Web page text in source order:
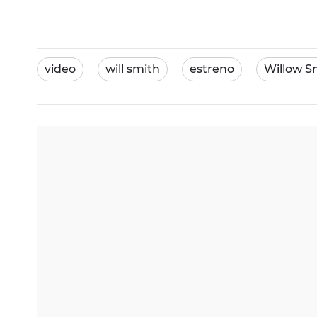
video will smith estreno Willow